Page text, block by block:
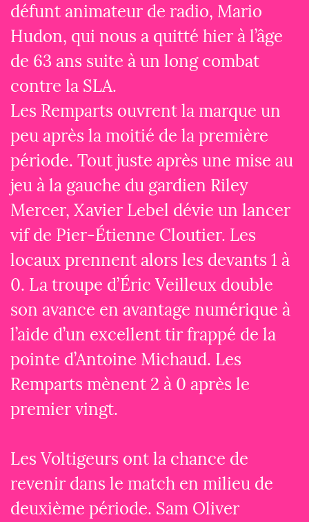
défunt animateur de radio, Mario
Hudon, qui nous a quitté hier à l’âge
de 63 ans suite à un long combat
contre la SLA.
Les Remparts ouvrent la marque un
peu après la moitié de la première
période. Tout juste après une mise au
jeu à la gauche du gardien Riley
Mercer, Xavier Lebel dévie un lancer
vif de Pier-Étienne Cloutier. Les
locaux prennent alors les devants 1 à
0. La troupe d’Éric Veilleux double
son avance en avantage numérique à
l’aide d’un excellent tir frappé de la
pointe d’Antoine Michaud. Les
Remparts mènent 2 à 0 après le
premier vingt.
Les Voltigeurs ont la chance de
revenir dans le match en milieu de
deuxième période. Sam Oliver